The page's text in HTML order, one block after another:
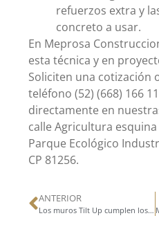
refuerzos extra y
concreto a usar.
En Meprosa
esta técnica y en
Soliciten una cotización
teléfono (52) (668) 166
directamente en
calle Agricultura
Parque Ecológico
CP 81256.
ANTERIOR
Los muros Tilt Up cumplen los criterios de calidad del sector construcción